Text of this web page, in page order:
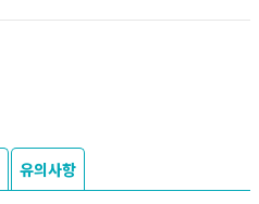
유의사항